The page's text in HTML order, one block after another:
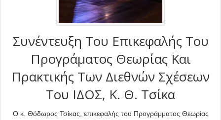
Συνέντευξη Του Επικεφαλής Του
Προγράματος Θεωρίας Και
Πρακτικής Των Διεθνών Σχέσεων
Του ΙΔΟΣ, Κ. Θ. Τσίκα
Ο κ. Θόδωρος Τσίκας, επικεφαλής του Προγράμματος Θεωρίας